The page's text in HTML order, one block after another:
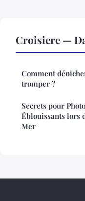
Croisiere —
Comment
tromper ?
Secrets pour
Éblouissants lors
Mer